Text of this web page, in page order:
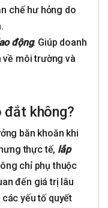
chế hư hỏng do
động: Giúp doanh
về môi trường và
đắt không?
băn khoăn khi
thực tế, lắp
chỉ phụ thuộc
đến giá trị lâu
yếu tố quyết